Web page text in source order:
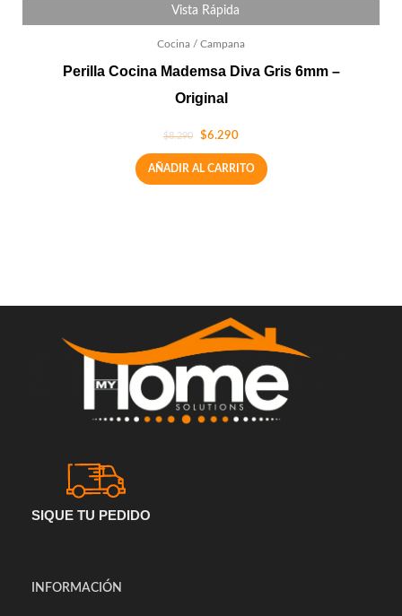
Vista Rápida
Cocina / Campana
Perilla Cocina Mademsa Diva Gris 6mm –
Original
$8.290 $6.290
AÑADIR AL CARRITO
SIQUE TU PEDIDO
INFORMACIÓN